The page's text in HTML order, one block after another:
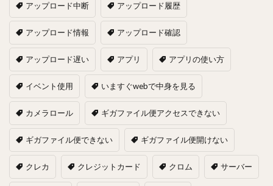
アップロード中断 アップロード履歴
アップロード情報 アップロード確認
アップロード遅い アプリ アプリの使い方
イベント使用 いますぐwebで中身を見る
カメラロール ギガファイル便アクセスできない
ギガファイル便できない ギガファイル便開けない
クレカ クレジットカード クロム サーバー